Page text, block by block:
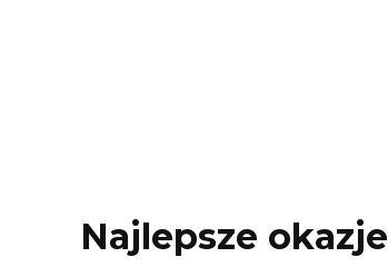
Najlepsze okazje